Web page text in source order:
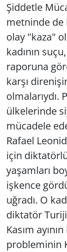
Şiddetle
metninde de
olay "kaza"
kadının
raporuna
karşı
ülkelerinde
mücadele
Rafael
için
yaşamları
işkence
uğradı. O
diktatör
Kasım
probleminin